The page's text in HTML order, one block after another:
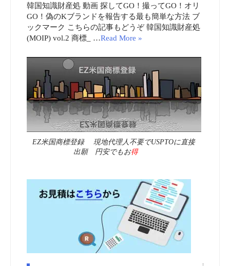
韓国知識財産処 動画 探してGO！撮ってGO！オリ
GO！偽のKブランドを報告する最も簡単な方法 ブ
ックマーク こちらの記事もどうぞ 韓国知識財産処
(MOIP) vol.2 商標_ …Read More »
EZ米国商標登録 現地代理人不要でUSPTOに直接
出願 円安でもお得